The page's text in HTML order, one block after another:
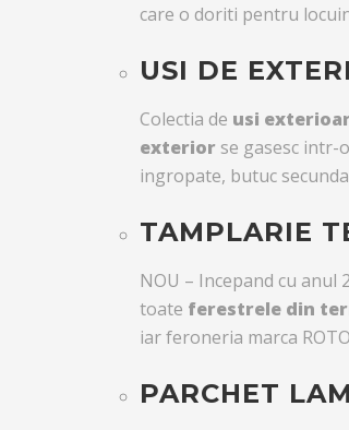
care o doriti pentru
USI DE
Colectia de usi
exterior se gasesc intr-
ingropate, butuc
TAMPLARIE
NOU – Incepand cu anul
toate ferestrele din
iar feroneria marca
PARCHET